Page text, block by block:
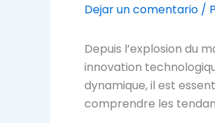
Dejar un comentario /
Depuis l’explosion du
innovation
dynamique, il est
comprendre les